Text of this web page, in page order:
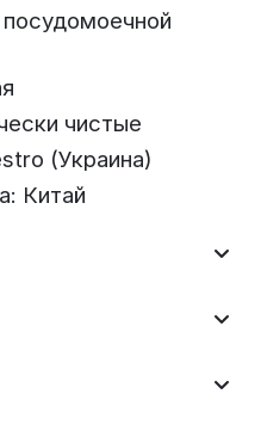
чистые
(Украина)
Китай